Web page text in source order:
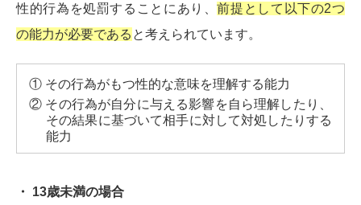
性的行為を処罰することにあり、前提として以下の2つ
の能力が必要である と考えられています。
① その行為がもつ性的な意味を理解する能力
② その行為が自分に与える影響を自ら理解したり、
その結果に基づいて相手に対して対処したりする
能力
・ 13歳未満の場合